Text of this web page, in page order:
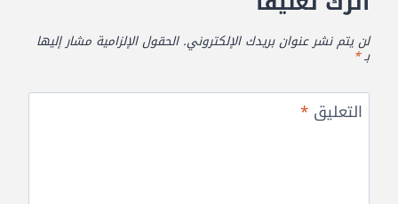
لن يتم نشر عنوان بريدك الإلكتروني. الحقول الإلزامية مشار إليها
بـ*
التعليق*